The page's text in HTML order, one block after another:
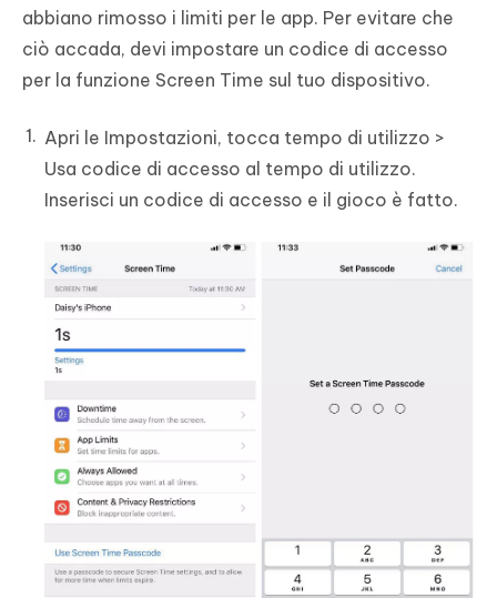
abbiano rimosso i limiti per le app. Per evitare che
ciò accada, devi impostare un codice di accesso
per la funzione Screen Time sul tuo dispositivo.
Apri le Impostazioni, tocca tempo di utilizzo >
Usa codice di accesso al tempo di utilizzo.
Inserisci un codice di accesso e il gioco è fatto.